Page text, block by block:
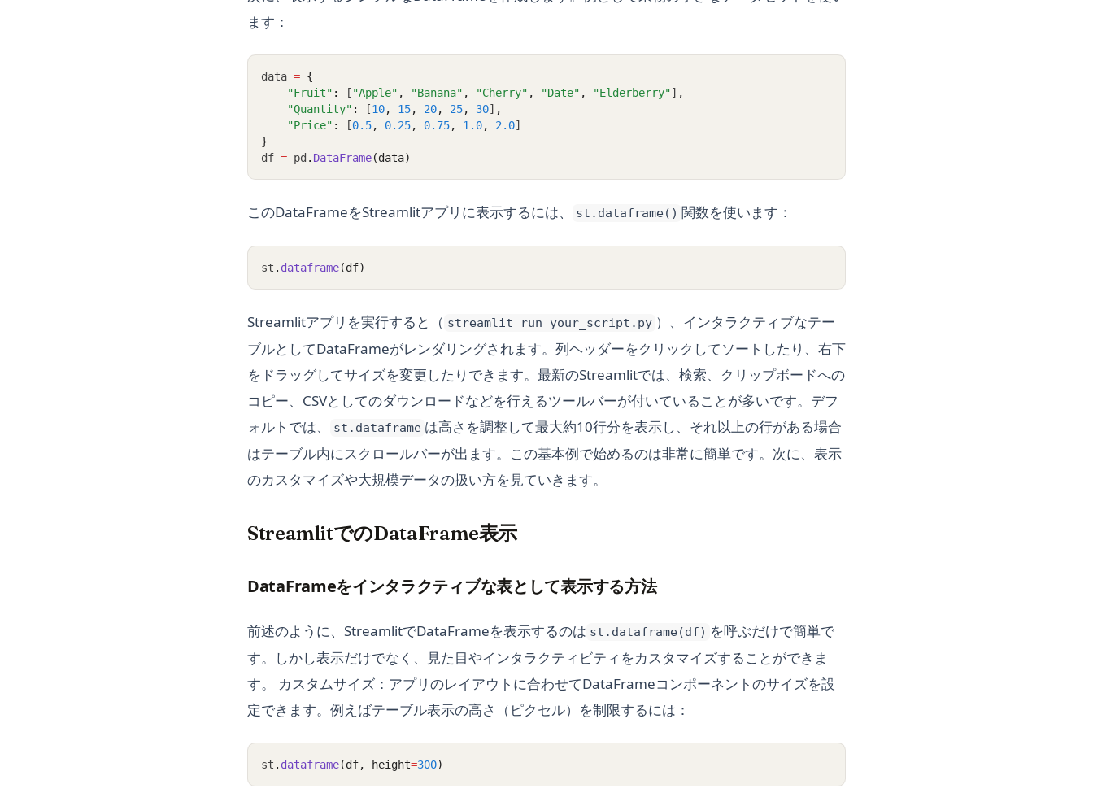
ます：
data = {
"Fruit" : [ "Apple" , "Banana" , "Cherry" , "Date" , "Elderberry"] ,
"Quantity" : [10, 15, 20, 25, 30] ,
"Price" : [0.5, 0.25, 0.75, 1.0, 2.0]
}
df = pd . DataFrame(data)
このDataFrameをStreamlitアプリに表示するには、 st.dataframe() 関数を使います：
st . dataframe(df)
Streamlitアプリを実行すると（ streamlit run your_script.py ）、インタラクティブなテー
ブルとしてDataFrameがレンダリングされます。列ヘッダーをクリックしてソートしたり、右下
をドラッグしてサイズを変更したりできます。最新のStreamlitでは、検索、クリップボードへの
コピー、CSVとしてのダウンロードなどを行えるツールバーが付いていることが多いです。デフ
ォルトでは、
st.dataframe は高さを調整して最大約10行分を表示し、それ以上の行がある場合
はテーブル内にスクロールバーが出ます。この基本例で始めるのは非常に簡単です。次に、表示
のカスタマイズや大規模データの扱い方を見ていきます。
StreamlitでのDataFrame表示
DataFrameをインタラクティブな表として表示する方法
前述のように、StreamlitでDataFrameを表示するのは st.dataframe(df) を呼ぶだけで簡単で
す。しかし表示だけでなく、見た目やインタラクティビティをカスタマイズすることができま
す。 カスタムサイズ：アプリのレイアウトに合わせてDataFrameコンポーネントのサイズを設
定できます。例えばテーブル表示の高さ（ピクセル）を制限するには：
st . dataframe(df, height=300)